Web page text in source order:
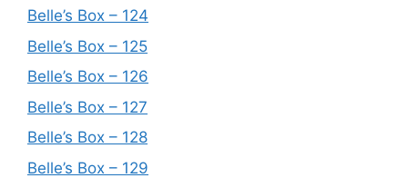
Belle’s Box – 124
Belle’s Box – 125
Belle’s Box – 126
Belle’s Box – 127
Belle’s Box – 128
Belle’s Box – 129